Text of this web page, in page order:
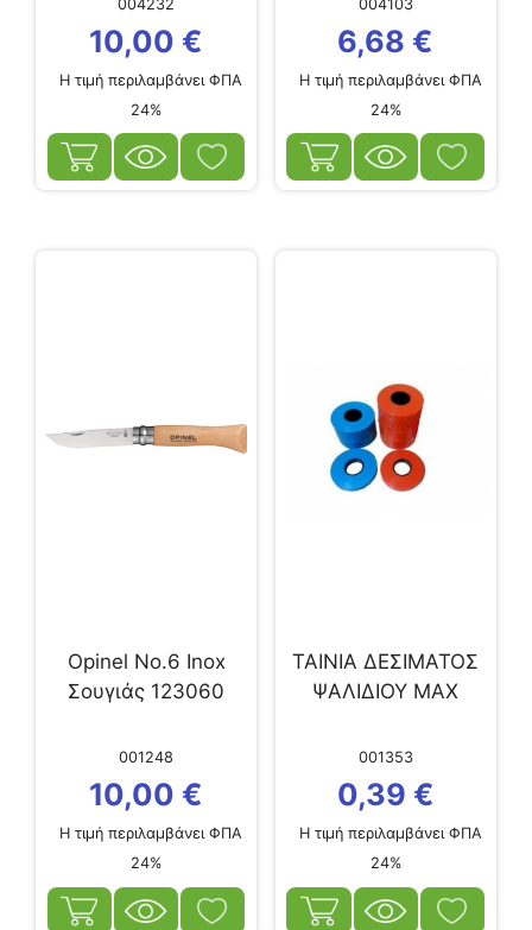
004232
10,00 €
Η τιμή περιλαμβάνει ΦΠΑ
24%
004103
6,68 €
Η τιμή περιλαμβάνει ΦΠΑ
24%
Opinel No.6 Inox
Σουγιάς 123060
001248
10,00 €
Η τιμή περιλαμβάνει ΦΠΑ
24%
ΤΑΙΝΙΑ ΔΕΣΙΜΑΤΟΣ
ΨΑΛΙΔΙΟΥ ΜΑΧ
001353
0,39 €
Η τιμή περιλαμβάνει ΦΠΑ
24%